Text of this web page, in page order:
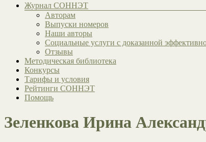
Журнал СОННЭТ
Авторам
Выпуски номеров
Наши авторы
Социальные услуги с доказанной
Отзывы
Методическая библиотека
Конкурсы
Тарифы и условия
Рейтинги СОННЭТ
Помощь
Зеленкова Ирина